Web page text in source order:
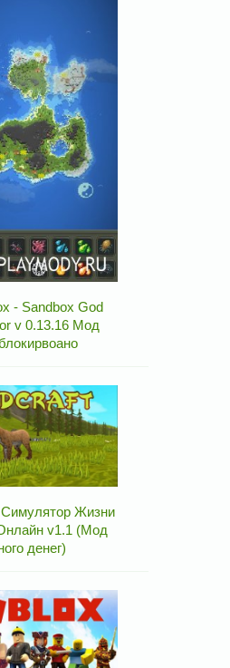
- Sandbox God
v 0.13.16 Мод
Жизни
v1.1 (Мод
денег)